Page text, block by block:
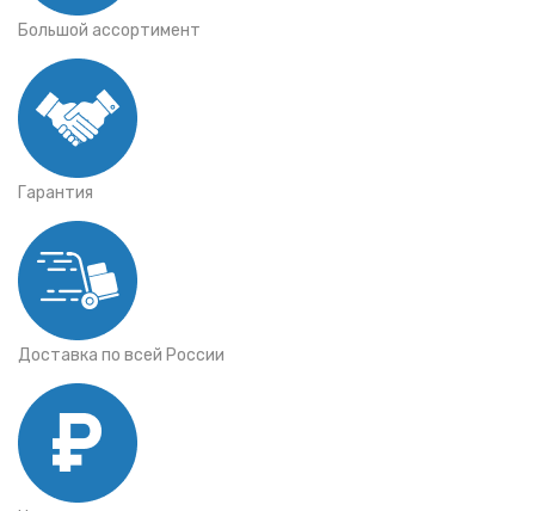
Большой ассортимент
Гарантия
Доставка по всей России